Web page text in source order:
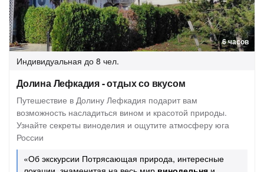
6 часов
Индивидуальная до 8 чел.
Долина Лефкадия - отдых со вкусом
Путешествие в Долину Лефкадия подарит вам
возможность насладиться вином и красотой природы.
Узнайте секреты виноделия и ощутите атмосферу юга
России
«Об экскурсии Потрясающая природа, интересные